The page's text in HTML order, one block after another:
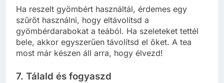
Ha reszelt gyömbért használtál, érdemes egy
szűrőt használni, hogy eltávolítsd a
gyömbérdarabokat a teából. Ha szeleteket tettél
bele, akkor egyszerűen távolítsd el őket. A tea
most már készen áll arra, hogy élvezd!
7. Tálald és fogyaszd